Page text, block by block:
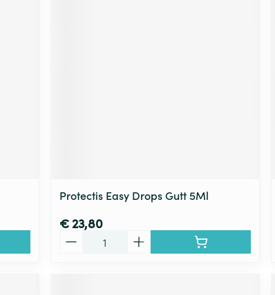
Protectis Easy Drops Gutt 5Ml
€ 23,80